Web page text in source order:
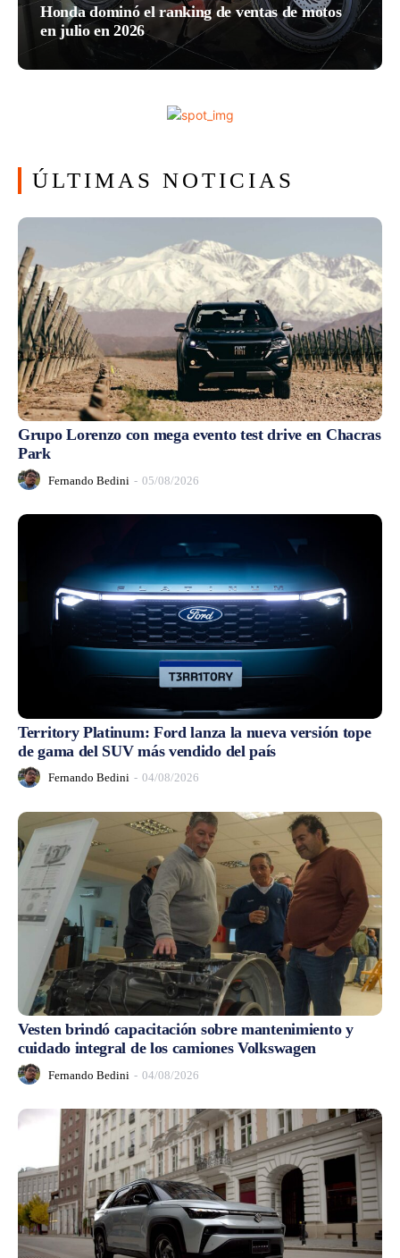
Honda dominó el ranking de ventas de motos
en julio en 2026
ÚLTIMAS NOTICIAS
Grupo Lorenzo con mega evento test drive en Chacras
Park
Fernando Bedini - 05/08/2026
Territory Platinum: Ford lanza la nueva versión tope
de gama del SUV más vendido del país
Fernando Bedini - 04/08/2026
Vesten brindó capacitación sobre mantenimiento y
cuidado integral de los camiones Volkswagen
Fernando Bedini - 04/08/2026